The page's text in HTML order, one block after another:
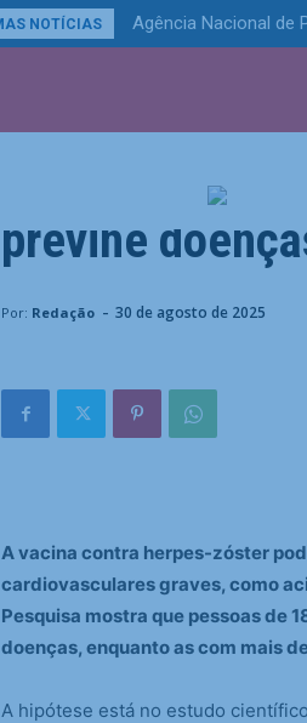
NOTÍCIAS Agência Nacional de
Últimas Notícias
Pesquisa
previne
Por: Redação - 30 de agosto de 2025
A vacina contra herpes-zóster
cardiovasculares graves, como
Pesquisa mostra que pessoas de
doenças, enquanto as com mais
A hipótese está no estudo